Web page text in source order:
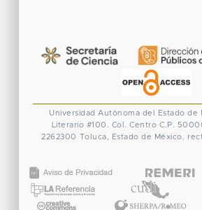
Universidad Autónoma del Estado de
Literario #100. Col. Centro C.P.
2262300 Toluca, Estado de México.